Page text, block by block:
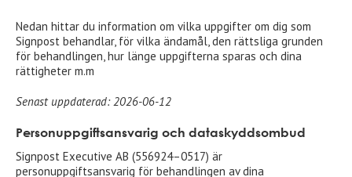
Nedan hittar du information om vilka uppgifter om dig som
Signpost behandlar, för vilka ändamål, den rättsliga grunden
för behandlingen, hur länge uppgifterna sparas och dina
rättigheter m.m
Senast uppdaterad: 2026-06-12
Personuppgiftsansvarig och dataskyddsombud
Signpost Executive AB (556924–0517) är
personuppgiftsansvarig för behandlingen av dina